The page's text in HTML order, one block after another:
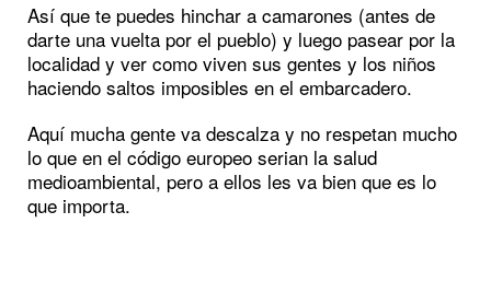
Así que te puedes hinchar a camarones (antes de
darte una vuelta por el pueblo) y luego pasear por la
localidad y ver como viven sus gentes y los niños
haciendo saltos imposibles en el embarcadero.
Aquí mucha gente va descalza y no respetan mucho
lo que en el código europeo serian la salud
medioambiental, pero a ellos les va bien que es lo
que importa.